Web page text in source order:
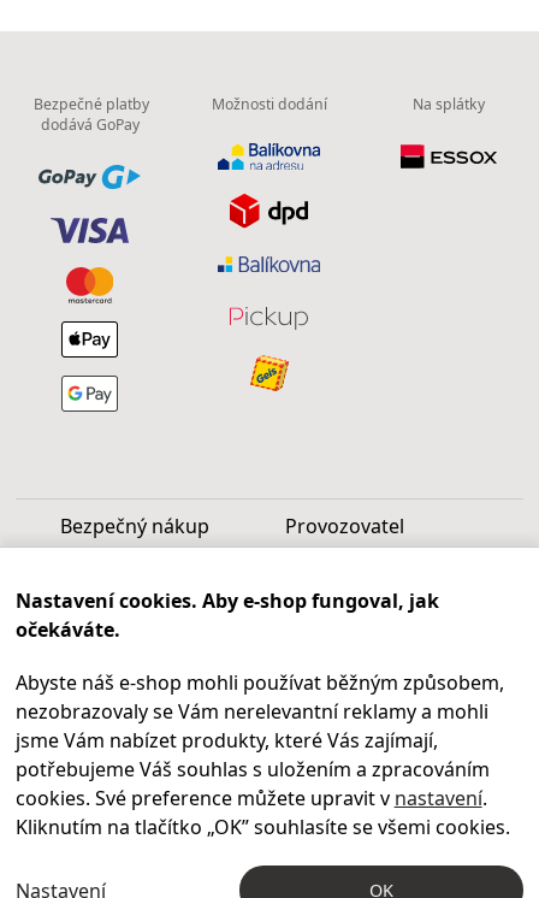
Bezpečné platby
dodává GoPay
Možnosti dodání Na splátky
Bezpečný nákup Provozovatel
Infolinka
Po - Pá 9.00 - 17.00
+420469 621 252
Kontakty
Kariéra
© 2004 – 2026
Nastavení cookies. Aby e-shop fungoval, jak
očekáváte.
Abyste náš e-shop mohli používat běžným způsobem,
nezobrazovaly se Vám nerelevantní reklamy a mohli
jsme Vám nabízet produkty, které Vás zajímají,
potřebujeme Váš souhlas s uložením a zpracováním
cookies. Své preference můžete upravit v nastavení.
Kliknutím na tlačítko „OK” souhlasíte se všemi cookies.
Nastavení OK